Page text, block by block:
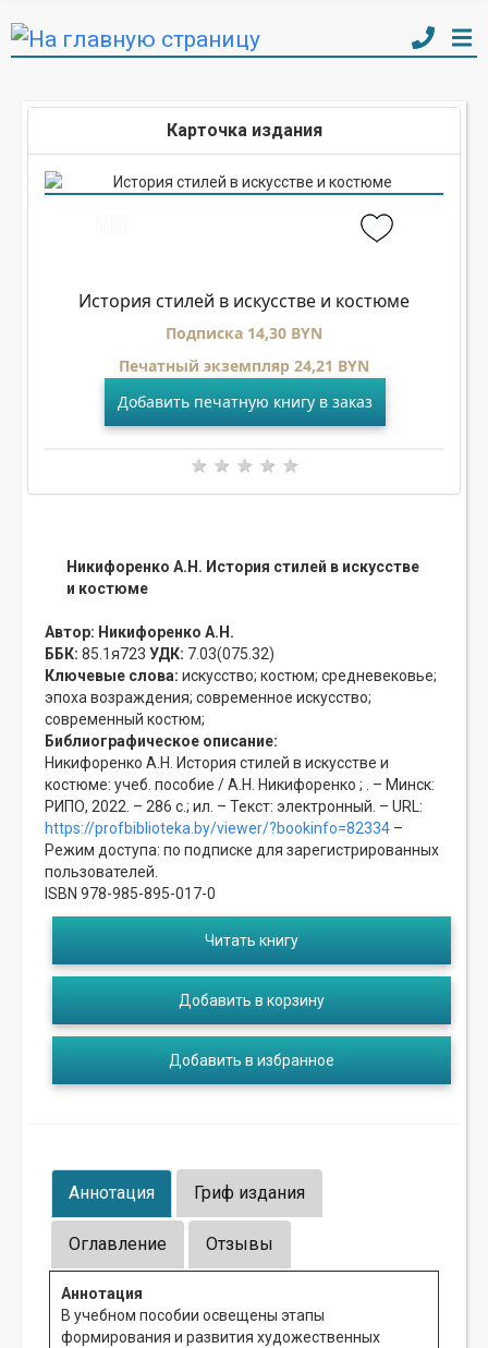
Карточка издания
История стилей в искусстве и костюме
Подписка 14,30 BYN
Печатный экземпляр 24,21 BYN
Добавить печатную книгу в заказ
Никифоренко А.Н. История стилей в искусстве
и костюме
Автор: Никифоренко А.Н.
ББК: 85.1я723 УДК: 7.03(075.32)
Ключевые слова: искусство; костюм; средневековье;
эпоха возраждения; современное искусство;
современный костюм;
Библиографическое описание:
Никифоренко А.Н. История стилей в искусстве и
костюме: учеб. пособие / А.Н. Никифоренко ; . – Минск:
РИПО, 2022. – 286 с.; ил. – Текст: электронный. – URL:
https://profbiblioteka.by/viewer/?bookinfo=82334 –
Режим доступа: по подписке для зарегистрированных
пользователей.
ISBN 978-985-895-017-0
Читать книгу
Добавить в корзину
Добавить в избранное
Аннотация Гриф издания
Оглавление Отзывы
Аннотация
В учебном пособии освещены этапы
формирования и развития художественных